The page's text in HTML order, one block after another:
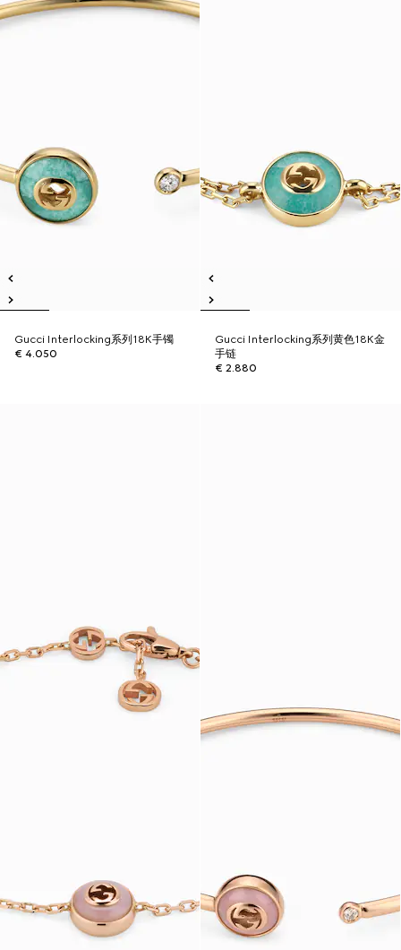
Gucci Interlocking系列18K手镯
€ 4.050
Gucci Interlocking系列黄色18K金
手链
€ 2.880